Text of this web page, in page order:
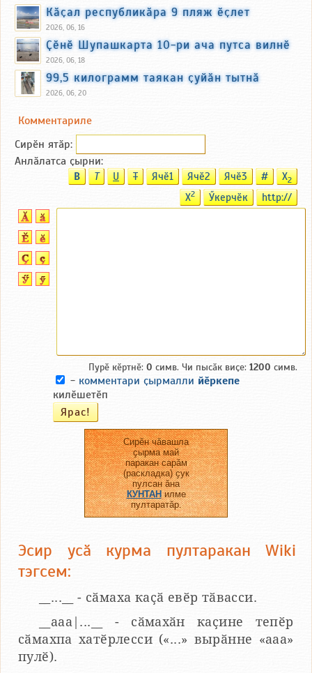
Кӑҫал республикӑра 9 пляж ӗҫлет
2026, 06, 16
Ҫӗнӗ Шупашкарта 10-ри ача путса вилнӗ
2026, 06, 18
99,5 килограмм таякан ҫуйӑн тытнӑ
2026, 06, 20
Комментариле
Сирӗн ятӑp:
Анлӑлатса ҫырни:
B T U T Ячӗ1 Ячӗ2 Ячӗ3 # X2
X2 Ӳкерчӗк http://
Пурӗ кӗртнӗ: 0 симв. Чи пысӑк виҫе: 1200 симв.
- комментари ҫырмалли йӗркепе
килӗшетӗп
Сирӗн чӑвашла
ҫырма май
паракан сарӑм
(раскладка) ҫук
пулсан ӑна
КУНТАНилме
пултаратӑр.
Эсир усӑ курма пултаракан Wiki
тэгсем:
__...__ - сӑмаха каҫӑ евӗр тӑвасси.
__aaa|...__ - сӑмахӑн каҫине тепӗр
сӑмахпа хатӗрлесси («...» вырӑнне «ааа»
пулӗ).